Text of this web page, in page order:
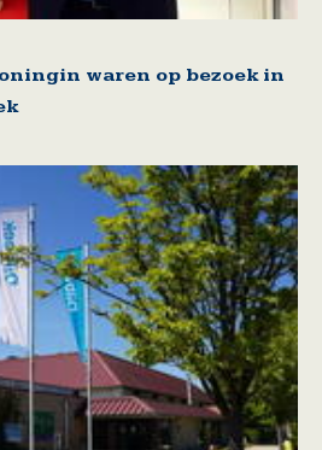
waren op bezoek in